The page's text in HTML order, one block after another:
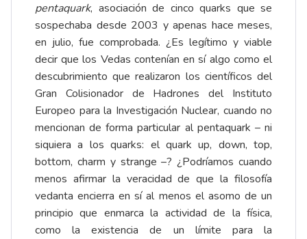
pentaquark, asociación de cinco quarks que se
sospechaba desde 2003 y apenas hace meses,
en julio, fue comprobada. ¿Es legítimo y viable
decir que los Vedas contenían en sí algo como el
descubrimiento que realizaron los científicos del
Gran Colisionador de Hadrones del Instituto
Europeo para la Investigación Nuclear, cuando no
mencionan de forma particular al pentaquark – ni
siquiera a los quarks: el quark up, down, top,
bottom, charm y strange –? ¿Podríamos cuando
menos afirmar la veracidad de que la filosofía
vedanta encierra en sí al menos el asomo de un
principio que enmarca la actividad de la física,
como la existencia de un límite para la